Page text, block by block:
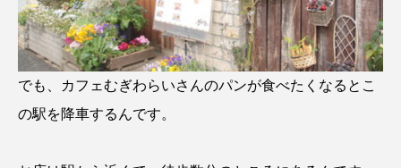
でも、カフェむぎわらいさんのパンが食べたくなるとこ
の駅を降車するんです。